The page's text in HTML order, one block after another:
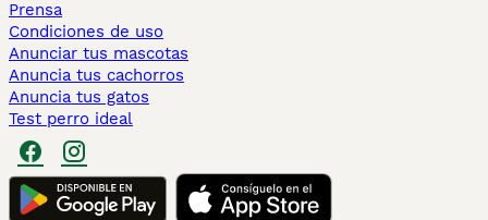
Prensa
Condiciones de uso
Anunciar tus mascotas
Anuncia tus cachorros
Anuncia tus gatos
Test perro ideal